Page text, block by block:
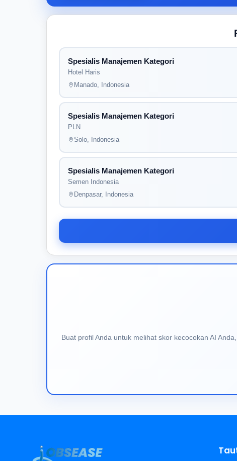
Spesialis Manajemen Kategori
Hotel Haris
Manado, Indonesia
Spesialis Manajemen Kategori
PLN
Solo, Indonesia
Spesialis Manajemen Kategori
Semen Indonesia
Denpasar, Indonesia
Buat profil Anda untuk melihat skor kecocokan AI